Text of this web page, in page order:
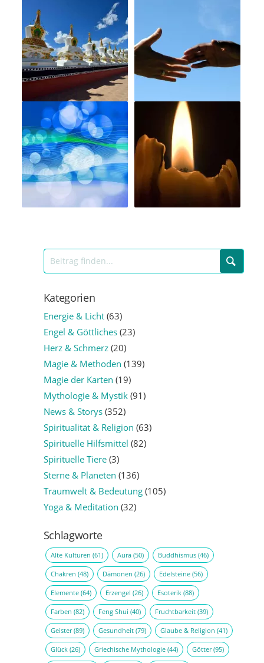
Kategorien
Energie & Licht(63)
Engel & Göttliches(23)
Herz & Schmerz(20)
Magie & Methoden (139)
Magie der Karten (19)
Mythologie & Mystik(91)
News & Storys(352)
Spiritualität & Religion (63)
Spirituelle Hilfsmittel (82)
Spirituelle Tiere(3)
Sterne & Planeten (136)
Traumwelt & Bedeutung(105)
Yoga & Meditation (32)
Schlagworte
Alte Kulturen (61) Aura(50) Buddhismus(46)
Chakren (48) Dämonen (26) Edelsteine(56)
Elemente(64) Erzengel (26) Esoterik(88)
Farben (82) Feng Shui (40) Fruchtbarkeit(39)
Geister(89) Gesundheit(79) Glaube & Religion (41)
Glück(26) Griechische Mythologie(44) Götter(95)